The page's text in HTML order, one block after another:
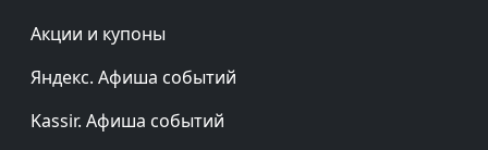
Акции и купоны
Яндекс. Афиша событий
Kassir. Афиша событий